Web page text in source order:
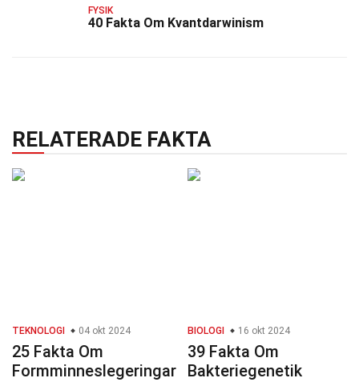
FYSIK
40 Fakta Om Kvantdarwinism
RELATERADE FAKTA
TEKNOLOGI 04 okt 2024
25 Fakta Om
Formminneslegeringar
BIOLOGI 16 okt 2024
39 Fakta Om
Bakteriegenetik